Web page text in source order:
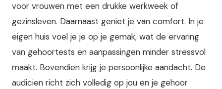
voor vrouwen met een drukke werkweek of
gezinsleven. Daarnaast geniet je van comfort. In je
eigen huis voel je je op je gemak, wat de ervaring
van gehoortests en aanpassingen minder stressvol
maakt. Bovendien krijg je persoonlijke aandacht. De
audicien richt zich volledig op jou en je gehoor